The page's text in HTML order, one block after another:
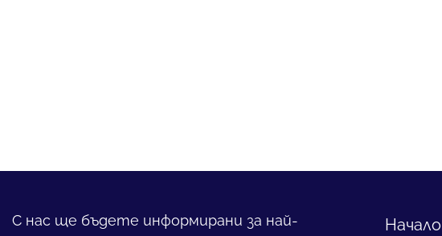
С нас ще бъдете информирани за най-
Начало